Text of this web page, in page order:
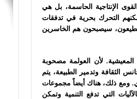
الإنتاجية الحاسمة، بل هي
التحرك بحرية في تدفقات
سيصبحون هم الخاسرين
لأن العولمة مصحوبة
الثقافة وتدمير الطبيعة، يتم
ومع ذلك، هناك أيضاً مجموعات
التي تدفع التنمية وتمكن